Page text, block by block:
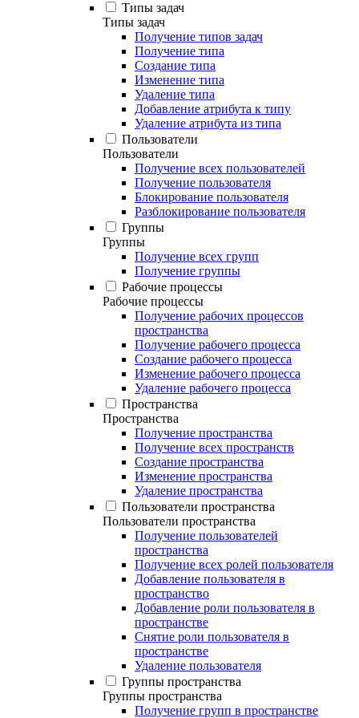
Типы задач
Типы задач
Получение типов задач
Получение типа
Создание типа
Изменение типа
Удаление типа
Добавление атрибута к типу
Удаление атрибута из типа
Пользователи
Пользователи
Получение всех пользователей
Получение пользователя
Блокирование пользователя
Разблокирование пользователя
Группы
Группы
Получение всех групп
Получение группы
Рабочие процессы
Рабочие процессы
Получение рабочих процессов
пространства
Получение рабочего процесса
Создание рабочего процесса
Изменение рабочего процесса
Удаление рабочего процесса
Пространства
Пространства
Получение пространства
Получение всех пространств
Создание пространства
Изменение пространства
Удаление пространства
Пользователи пространства
Пользователи пространства
Получение пользователей
пространства
Получение всех ролей пользователя
Добавление пользователя в
пространство
Добавление роли пользователя в
пространстве
Снятие роли пользователя в
пространстве
Удаление пользователя
Группы пространства
Группы пространства
Получение групп в пространстве